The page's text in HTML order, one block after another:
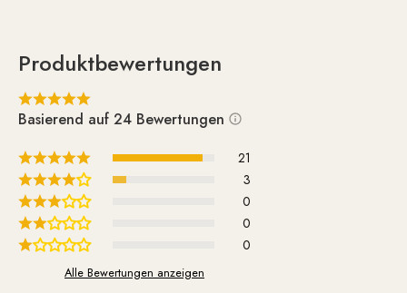
Produktbewertungen
Basierend auf 24 Bewertungen
21
3
0
0
0
Alle Bewertungen anzeigen